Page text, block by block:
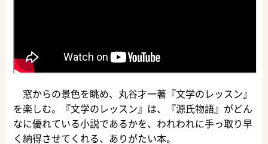
窓からの景色を眺め、丸谷才一著『文学のレッスン』
を楽しむ。『文学のレッスン』は、『源氏物語』がどん
なに優れている小説であるかを、われわれに手っ取り早
く納得させてくれる、ありがたい本。